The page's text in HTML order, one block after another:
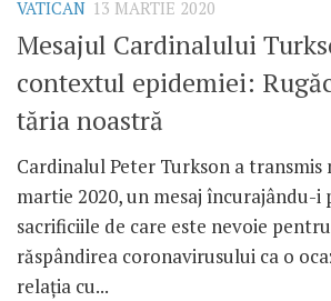
VATICAN 13 MARTIE 2020
Mesajul Cardinalului
contextul epidemiei:
tăria noastră
Cardinalul Peter Turkson a transmis
martie 2020, un mesaj încurajându-i
sacrificiile de care este nevoie
răspândirea coronavirusului ca o
relația cu...